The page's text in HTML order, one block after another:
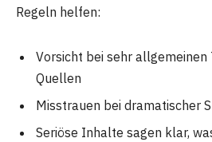
Regeln helfen:
Vorsicht bei sehr
Quellen
Misstrauen bei dramatischer
Seriöse Inhalte sagen klar,